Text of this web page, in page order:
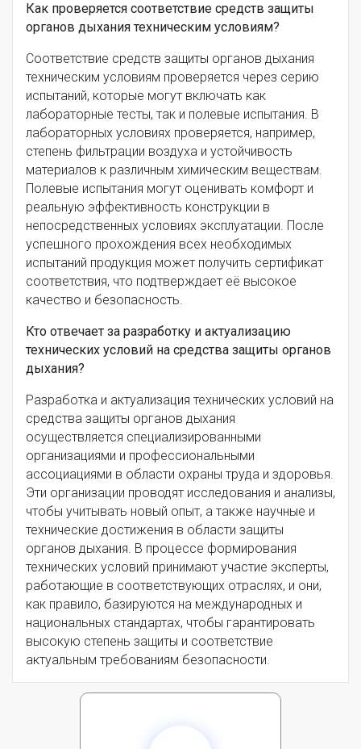
Как проверяется соответствие средств защиты
органов дыхания техническим условиям?
Соответствие средств защиты органов дыхания
техническим условиям проверяется через серию
испытаний, которые могут включать как
лабораторные тесты, так и полевые испытания. В
лабораторных условиях проверяется, например,
степень фильтрации воздуха и устойчивость
материалов к различным химическим веществам.
Полевые испытания могут оценивать комфорт и
реальную эффективность конструкции в
непосредственных условиях эксплуатации. После
успешного прохождения всех необходимых
испытаний продукция может получить сертификат
соответствия, что подтверждает её высокое
качество и безопасность.
Кто отвечает за разработку и актуализацию
технических условий на средства защиты органов
дыхания?
Разработка и актуализация технических условий на
средства защиты органов дыхания
осуществляется специализированными
организациями и профессиональными
ассоциациями в области охраны труда и здоровья.
Эти организации проводят исследования и анализы,
чтобы учитывать новый опыт, а также научные и
технические достижения в области защиты
органов дыхания. В процессе формирования
технических условий принимают участие эксперты,
работающие в соответствующих отраслях, и они,
как правило, базируются на международных и
национальных стандартах, чтобы гарантировать
высокую степень защиты и соответствие
актуальным требованиям безопасности.